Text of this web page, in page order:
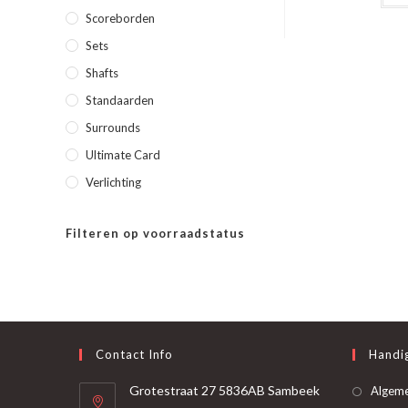
Scoreborden
Sets
Shafts
Standaarden
Surrounds
Ultimate Card
Verlichting
Filteren op voorraadstatus
Contact Info
Grotestraat 27 5836AB Sambeek